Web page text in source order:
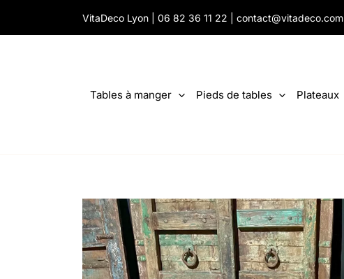
VitaDeco Lyon | 06 82 36 11 22 contact@vitadeco.com
Tables à manger Pieds de tables Plateaux